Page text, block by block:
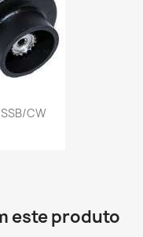
CW
este produto